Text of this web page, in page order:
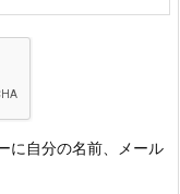
に自分の名前、メール